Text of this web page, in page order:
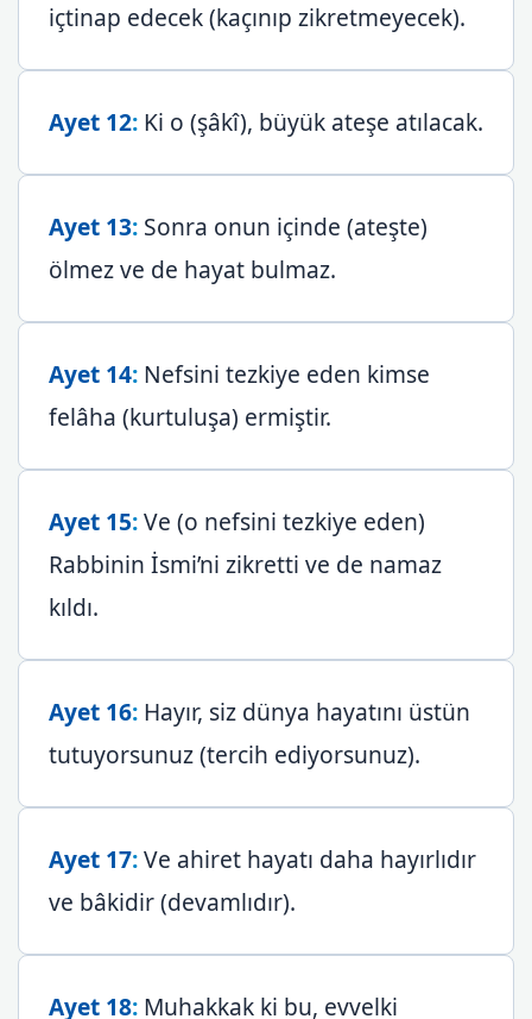
içtinap edecek (kaçınıp zikretmeyecek).
Ayet 12: Ki o (şâkî), büyük ateşe atılacak.
Ayet 13: Sonra onun içinde (ateşte)
ölmez ve de hayat bulmaz.
Ayet 14: Nefsini tezkiye eden kimse
felâha (kurtuluşa) ermiştir.
Ayet 15:Ve (o nefsini tezkiye eden)
Rabbinin İsmi’ni zikretti ve de namaz
kıldı.
Ayet 16: Hayır, siz dünya hayatını üstün
tutuyorsunuz (tercih ediyorsunuz).
Ayet 17:Ve ahiret hayatı daha hayırlıdır
ve bâkidir (devamlıdır).
Ayet 18: Muhakkak ki bu, evvelki